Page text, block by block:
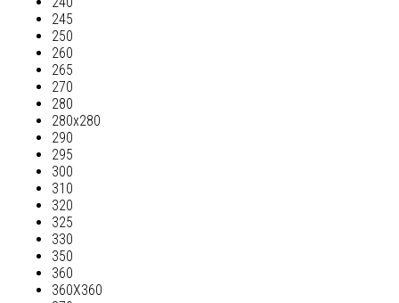
245
250
260
265
270
280
280х280
290
295
300
310
320
325
330
350
360
360Х360